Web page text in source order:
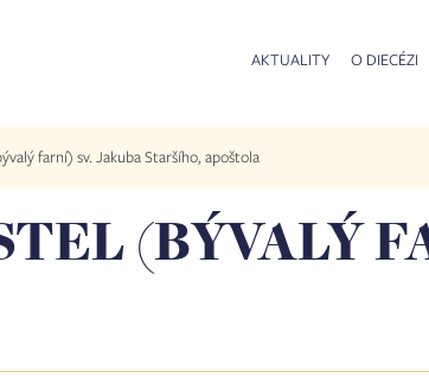
AKTUALITY O DIECÉZI
farní) sv. Jakuba Staršího, apoštola
(BÝVALÝ